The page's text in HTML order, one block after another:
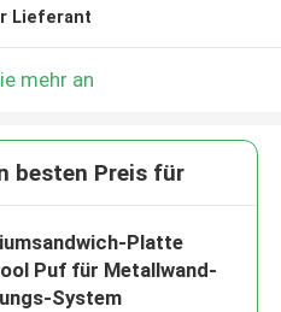
Lieferant
mehr an
besten Preis für
Platte
Puf für Metallwand-
System